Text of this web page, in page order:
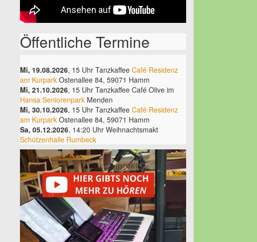
Öffentliche Termine
Mi, 19.08.2026, 15 Uhr Tanzkaffee Café Residenz
am KurparkOstenallee 84, 59071 Hamm
Mi, 21.10.2026, 15 Uhr Tanzkaffee Café Olive im
Hansa SeniorenparkMenden
Mi, 30.10.2026, 15 Uhr Tanzkaffee Café Residenz
am KurparkOstenallee 84, 59071 Hamm
Sa, 05.12.2026, 14:20 Uhr Weihnachtsmakt
Schützenhalle Rumbeck